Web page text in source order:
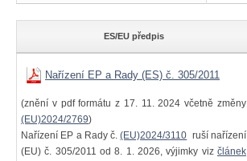
ES/EU předpis
Nařízení EP a Rady (ES) č. 305/2011
(znění v pdf formátu z 17. 11. 2024 včetně změny
(EU)2024/2769)
Nařízení EP a Rady č.(EU)2024/3110 ruší nařízení
(EU) č. 305/2011 od 8. 1. 2026, výjimky viz článek